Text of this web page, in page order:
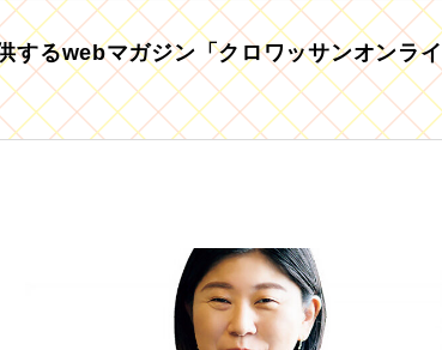
するwebマガジン「クロワッサンオンライ